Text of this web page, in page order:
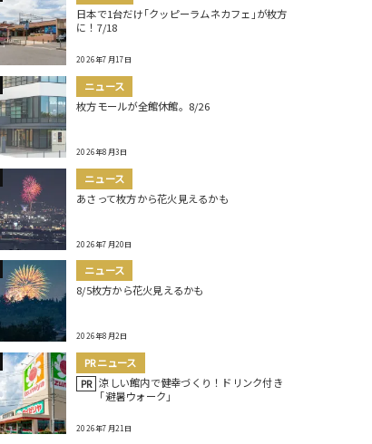
日本で1台だけ｢クッピーラムネカフェ｣が枚方
に！7/18
2026年7月17日
ニュース
枚方モールが全館休館。8/26
2026年8月3日
ニュース
あさって枚方から花火見えるかも
2026年7月20日
ニュース
8/5枚方から花火見えるかも
2026年8月2日
PRニュース
PR 涼しい館内で健幸づくり！ドリンク付き
｢避暑ウォーク｣
2026年7月21日